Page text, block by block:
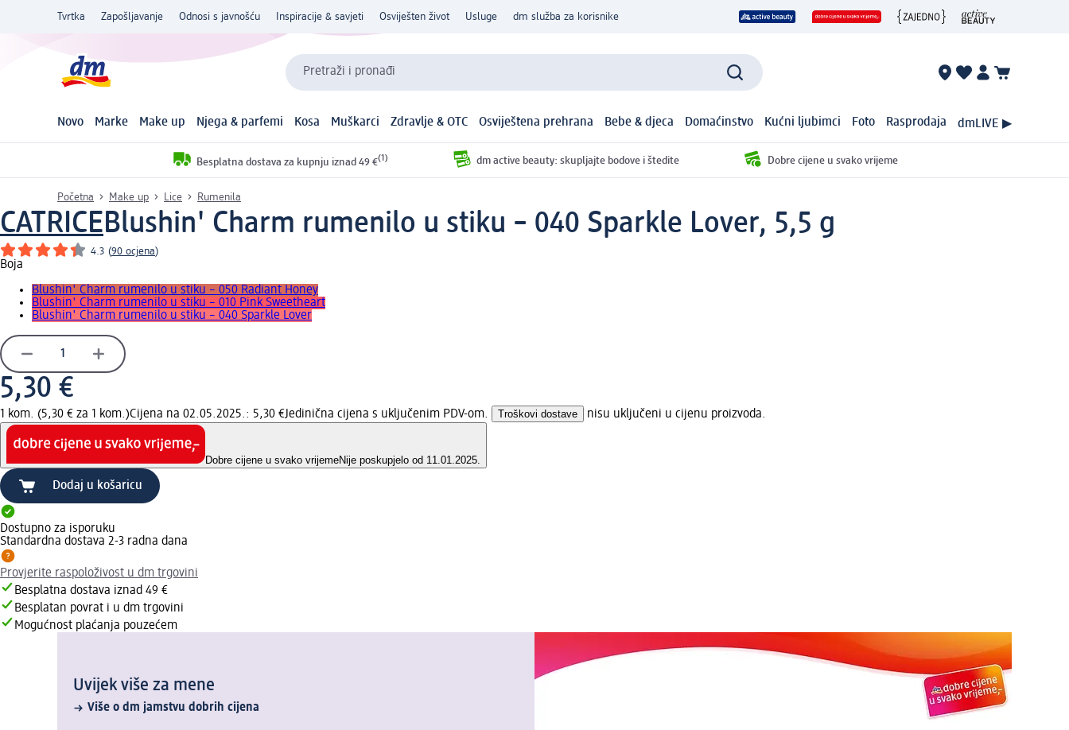
Tvrtka Zapošljavanje Odnosi s javnošću Inspiracije & savjeti Osviješten život Usluge dm služba za korisnike
Pretraži i pronađi
Novo Marke Make up Njega & parfemi Kosa Muškarci Zdravlje & OTC Osviještena prehrana Bebe & djeca Domaćinstvo Kućni ljubimci Foto Rasprodaja dmLIVE ▶
Besplatna dostava za kupnju iznad 49 €(1) dm active beauty: skupljajte bodove i štedite Dobre cijene u svako vrijeme
Početna Make up Lice Rumenila
CATRICEBlushin' Charm rumenilo u stiku – 040 Sparkle Lover, 5,5 g
4.3 (90 ocjena)
Boja
Blushin' Charm rumenilo u stiku – 050 Radiant Honey
Blushin' Charm rumenilo u stiku – 010 Pink Sweetheart
Blushin' Charm rumenilo u stiku – 040 Sparkle Lover
5,30 €
1 kom. (5,30 € za 1 kom.)Cijena na 02.05.2025.: 5,30 €Jedinična cijena s uključenim PDV-om. Troškovi dostave nisu uključeni u cijenu proizvoda.
Dobre cijene u svako vrijemeNije poskupjelo od 11.01.2025.
Dodaj u košaricu
Dostupno za isporuku
Standardna dostava 2-3 radna dana
Provjerite raspoloživost u dm trgovini
Besplatna dostava iznad 49 €
Besplatan povrat i u dm trgovini
Mogućnost plaćanja pouzećem
Uvijek više za mene
Više o dm jamstvu dobrih cijena